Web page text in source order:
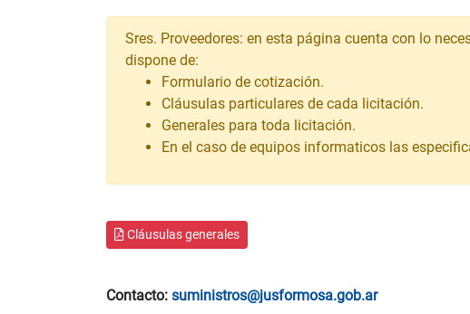
Sres. Proveedores: en esta página cuenta con lo
dispone de:
Formulario de cotización.
Cláusulas particulares de cada licitación.
Generales para toda licitación.
En el caso de equipos informaticos las
Cláusulas generales
Contacto: suministros@jusformosa.gob.ar